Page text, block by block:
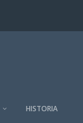
HISTORIA